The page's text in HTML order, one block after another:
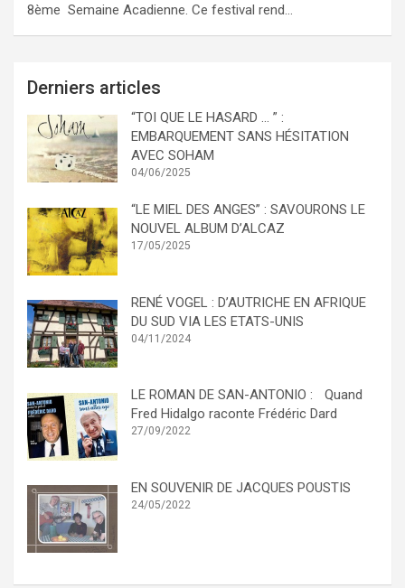
8ème Semaine Acadienne. Ce festival rend…
Derniers articles
“TOI QUE LE HASARD … ” :
EMBARQUEMENT SANS HÉSITATION
AVEC SOHAM
04/06/2025
“LE MIEL DES ANGES” : SAVOURONS LE
NOUVEL ALBUM D’ALCAZ
17/05/2025
RENÉ VOGEL : D’AUTRICHE EN AFRIQUE
DU SUD VIA LES ETATS-UNIS
04/11/2024
LE ROMAN DE SAN-ANTONIO : Quand
Fred Hidalgo raconte Frédéric Dard
27/09/2022
EN SOUVENIR DE JACQUES POUSTIS
24/05/2022